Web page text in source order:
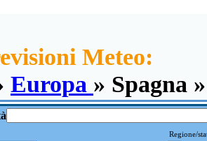
Meteo:
Europa » Spagna
Regione/